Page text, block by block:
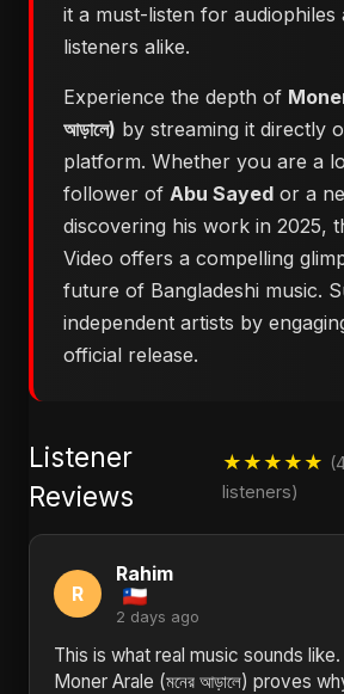
it a must-listen for audiophiles
listeners alike.
Experience the depth of
আড়ালে) by streaming it directly
platform. Whether you are a
follower of Abu Sayed or a
discovering his work in 2025,
Video offers a compelling
future of Bangladeshi music.
independent artists by
official release.
Listener
Reviews
★★★★★
listeners)
R
Rahim
2 days ago
This is what real music sounds like.
Moner Arale (মনের আড়ালে) proves